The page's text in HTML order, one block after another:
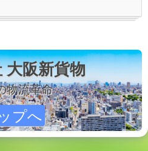
大阪新貨物
物流革命
プへ